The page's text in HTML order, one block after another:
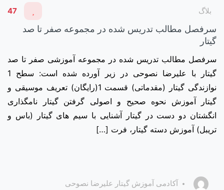
بلاگ 47
سرفصل مطالب تدریس شده در مجموعه صفر تا صد
گیتار
سرفصل مطالب تدریس شده در مجموعه آموزشی صفر تا صد
گیتار با علیرضا نصوحی در زیر آورده شده است: سطح 1
نوازندگی گیتار (مقدماتی) قسمت 1(رایگان) تعریف موسیقی و
گیتار آموزش نحوه صحیح و اصولی گرفتن گیتار نامگذاری
انگشتان دو دست در گیتار آشنایی با سیم ­های گیتار (باس و
تریبل) آموزش دسته گیتار، فرت […]
آکادمی آموزش گیتار علیرضا نصوحی